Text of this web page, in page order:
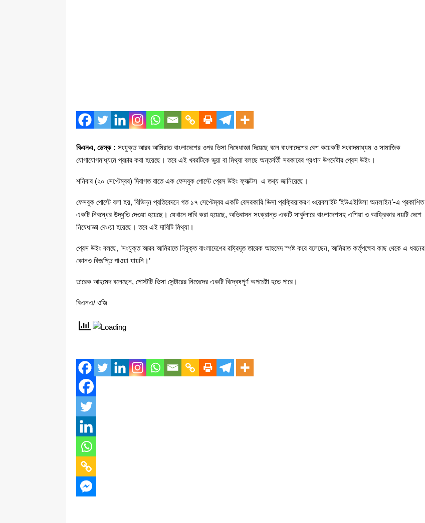
বিএনএ, ডেস্ক : সংযুক্ত আরব আমিরাত বাংলাদেশের ওপর ভিসা নিষেধাজ্ঞা দিয়েছে বলে বাংলাদেশের বেশ কয়েকটি সংবাদমাধ্যম ও সামাজিক
যোগাযোগমাধ্যমে প্রচার করা হয়েছে। তবে এই খবরটিকে ভুয়া বা মিথ্যা বলছে অন্তর্বর্তী সরকারের প্রধান উপদেষ্টার প্রেস উইং।
শনিবার (২০ সেপ্টেম্বর) দিবাগত রাতে এক ফেসবুক পোস্টে প্রেস উইং ফ্যাক্টস এ তথ্য জানিয়েছে।
ফেসবুক পোস্টে বলা হয়, বিভিন্ন প্রতিবেদনে গত ১৭ সেপ্টেম্বর একটি বেসরকারি ভিসা প্রক্রিয়াকরণ ওয়েবসাইট ‘ইউএইভিসা অনলাইন’-এ প্রকাশিত
একটি নিবন্ধের উদ্ধৃতি দেওয়া হয়েছে। যেখানে দাবি করা হয়েছে, অভিবাসন সংক্রান্ত একটি সার্কুলারে বাংলাদেশসহ এশিয়া ও আফ্রিকার নয়টি দেশে
নিষেধাজ্ঞা দেওয়া হয়েছে। তবে এই দাবিটি মিথ্যা।
প্রেস উইং বলছে, ‘সংযুক্ত আরব আমিরাতে নিযুক্ত বাংলাদেশের রাষ্ট্রদূত তারেক আহমেদ স্পষ্ট করে বলেছেন, আমিরাত কর্তৃপক্ষের কাছ থেকে এ ধরনের
কোনও বিজ্ঞপ্তি পাওয়া যায়নি।’
তারেক আহমেদ বলেছেন, পোস্টটি ভিসা সেন্টারের নিজেদের একটি বিদ্বেষপূর্ণ অপচেষ্টা হতে পারে।
বিএনএ/ ওজি